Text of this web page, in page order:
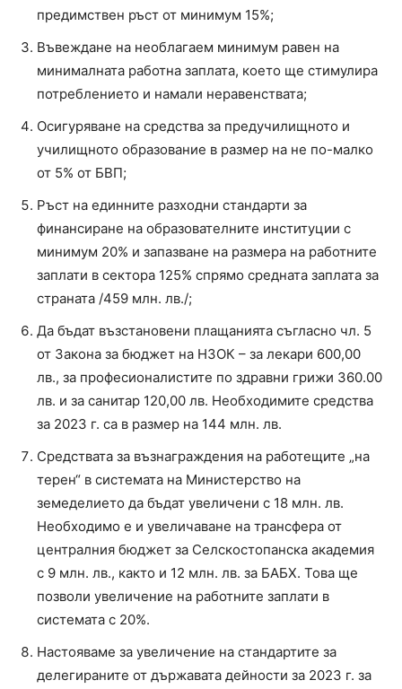
предимствен ръст от минимум 15%;
Въвеждане на необлагаем минимум равен на
минималната работна заплата, което ще стимулира
потреблението и намали неравенствата;
Осигуряване на средства за предучилищното и
училищното образование в размер на не по-малко
от 5% от БВП;
Ръст на единните разходни стандарти за
финансиране на образователните институции с
минимум 20% и запазване на размера на работните
заплати в сектора 125% спрямо средната заплата за
страната /459 млн. лв./;
Да бъдат възстановени плащанията съгласно чл. 5
от Закона за бюджет на НЗОК – за лекари 600,00
лв., за професионалистите по здравни грижи 360.00
лв. и за санитар 120,00 лв. Необходимите средства
за 2023 г. са в размер на 144 млн. лв.
Средствата за възнаграждения на работещите „на
терен“ в системата на Министерство на
земеделието да бъдат увеличени с 18 млн. лв.
Необходимо е и увеличаване на трансфера от
централния бюджет за Селскостопанска академия
с 9 млн. лв., както и 12 млн. лв. за БАБХ. Това ще
позволи увеличение на работните заплати в
системата с 20%.
Настояваме за увеличение на стандартите за
делегираните от държавата дейности за 2023 г. за